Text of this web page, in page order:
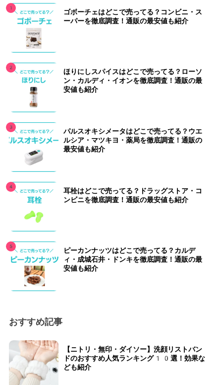
ゴボーチェはどこで売ってる？コンビニ・ス
ーパーを徹底調査！通販の最安値も紹介
ほりにしスパイスはどこで売ってる？ローソ
ン・カルディ・イオンを徹底調査！通販の最
安値も紹介
パルスオキシメータはどこで売ってる？ウエ
ルシア・マツキヨ・薬局を徹底調査！通販の
最安値も紹介
耳栓はどこで売ってる？ドラッグストア・コ
ンビニを徹底調査！通販の最安値も紹介
ピーカンナッツはどこで売ってる？カルデ
ィ・成城石井・ドンキを徹底調査！通販の最
安値も紹介
おすすめ記事
【ニトリ・無印・ダイソー】洗顔リストバン
ドのおすすめ人気ランキング10選！効果な
ども紹介